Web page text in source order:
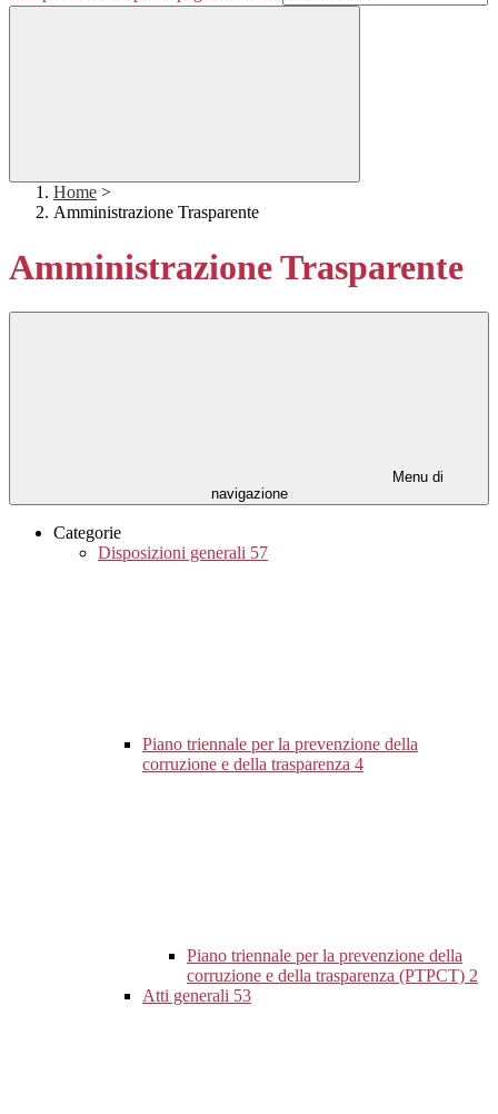
Home >
Amministrazione Trasparente
Amministrazione Trasparente
Menu di
navigazione
Categorie
Disposizioni generali 57
Piano triennale per la prevenzione della
corruzione e della trasparenza 4
Piano triennale per la prevenzione della
corruzione e della trasparenza (PTPCT) 2
Atti generali 53